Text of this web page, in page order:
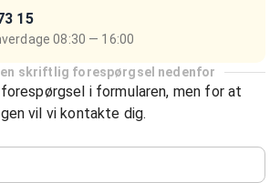
15
08:30 — 16:00
en skriftlig forespørgsel nedenfor
i formularen, men for at
vil vi kontakte dig.